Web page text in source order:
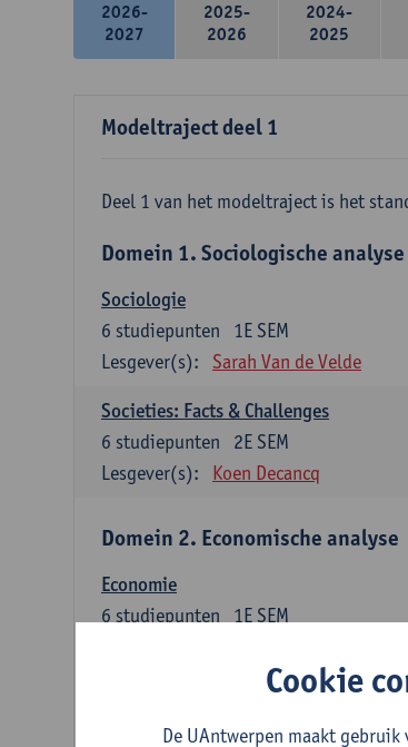
2026-
2027
2025-
2026
2024-
2025
Modeltraject deel 1
Deel 1 van het modeltraject is het
Domein 1. Sociologische analyse
Sociologie
1E SEM
6 studiepunten
Lesgever(s):
Sarah Van de Velde
Societies: Facts & Challenges
2E SEM
6 studiepunten
Lesgever(s):
Koen Decancq
Domein 2. Economische analyse
Economie
1E SEM
6 studiepunten
Cookie
De UAntwerpen maakt gebruik